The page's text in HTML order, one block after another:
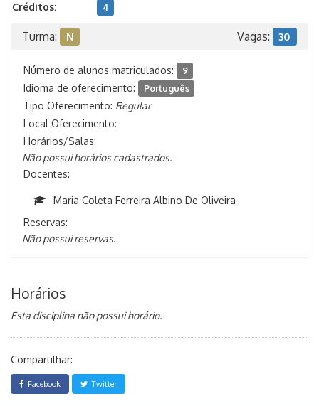
Créditos: 4
Turma: N Vagas: 30
Número de alunos matriculados: 9
Idioma de oferecimento: Português
Tipo Oferecimento: Regular
Local Oferecimento:
Horários/Salas:
Não possui horários cadastrados.
Docentes:
Maria Coleta Ferreira Albino De Oliveira
Reservas:
Não possui reservas.
Horários
Esta disciplina não possui horário.
Compartilhar:
Facebook Twitter